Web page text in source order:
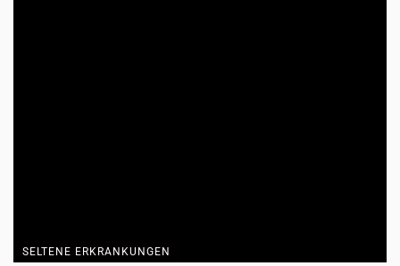
SELTENE ERKRANKUNGEN